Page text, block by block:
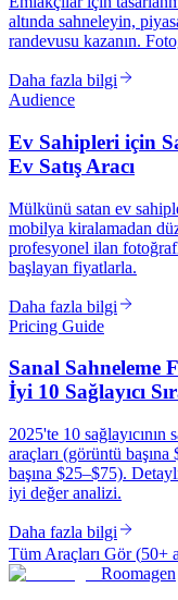
altında sahneleyin,
randevusu kazanın.
Daha fazla bilgi
Audience
Ev Sahipleri için
Ev Satış Aracı
Mülkünü satan ev
mobilya kiralamadan
profesyonel ilan
başlayan fiyatlarla.
Daha fazla bilgi
Pricing Guide
Sanal Sahneleme
İyi 10 Sağlayıcı
2025'te 10 sağlayıcının
araçları (görüntü
başına $25–$75).
iyi değer analizi.
Daha fazla bilgi
Tüm Araçları Gör(50+
Roomagen